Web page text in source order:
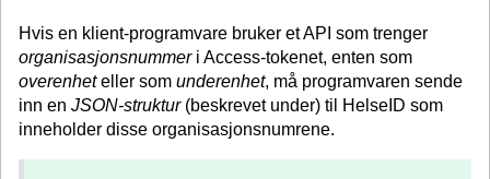
Hvis en klient-programvare bruker et API som trenger
organisasjonsnummeri Access-tokenet, enten som
overenheteller som underenhet, må programvaren sende
inn en JSON-struktur(beskrevet under) til HelseID som
inneholder disse organisasjonsnumrene.